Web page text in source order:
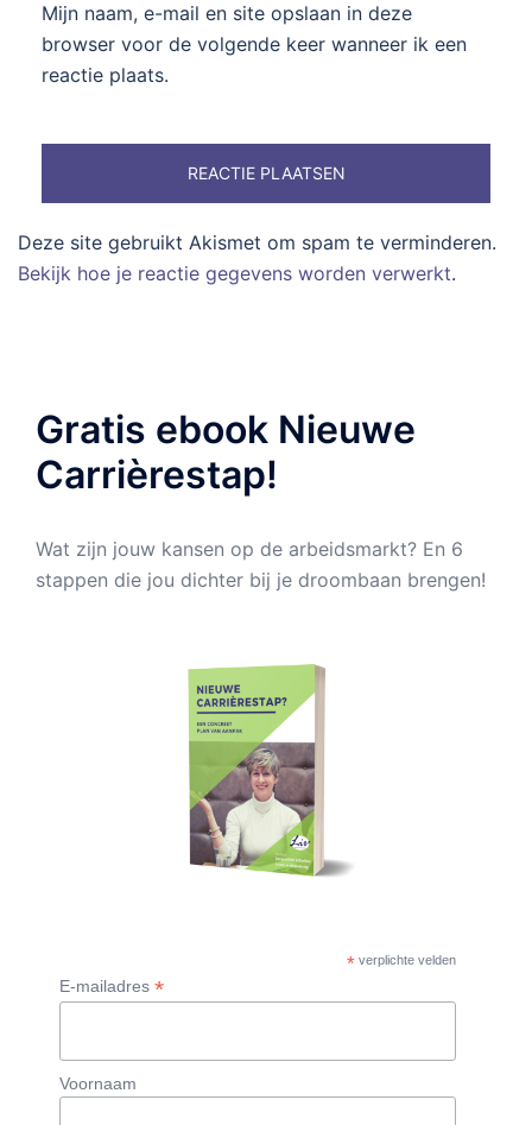
Mijn naam, e-mail en site opslaan in deze
browser voor de volgende keer wanneer ik een
reactie plaats.
Deze site gebruikt Akismet om spam te verminderen.
Bekijk hoe je reactie gegevens worden verwerkt.
Gratis ebook Nieuwe
Carrièrestap!
Wat zijn jouw kansen op de arbeidsmarkt? En 6
stappen die jou dichter bij je droombaan brengen!
* verplichte velden
E-mailadres *
Voornaam